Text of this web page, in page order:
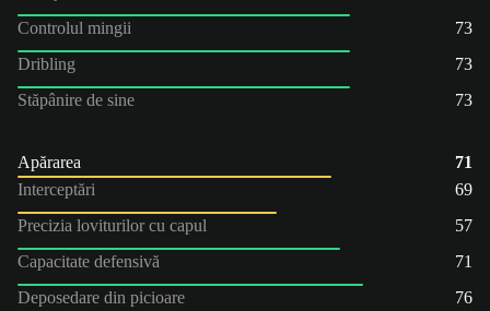
Controlul mingii
73
Dribling
73
Stăpânire de sine
73
Apărarea
71
Interceptări
69
Precizia loviturilor cu capul
57
Capacitate defensivă
71
Deposedare din picioare
76